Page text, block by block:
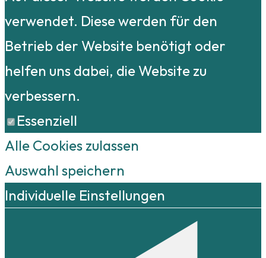
verwendet. Diese werden für den
Betrieb der Website benötigt oder
helfen uns dabei, die Website zu
verbessern.
Essenziell
Alle Cookies zulassen
Auswahl speichern
Individuelle Einstellungen